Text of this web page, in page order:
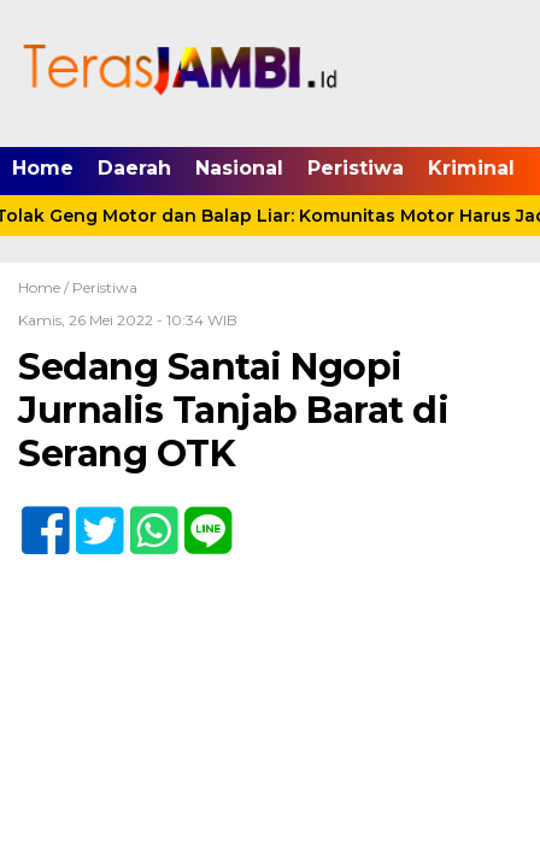
Home Daerah Nasional Peristiwa Kriminal
Geng Motor dan Balap Liar: Komunitas Motor Harus
Home / Peristiwa
Kamis, 26 Mei 2022 - 10:34 WIB
Sedang Santai Ngopi
Jurnalis Tanjab Barat di
Serang OTK